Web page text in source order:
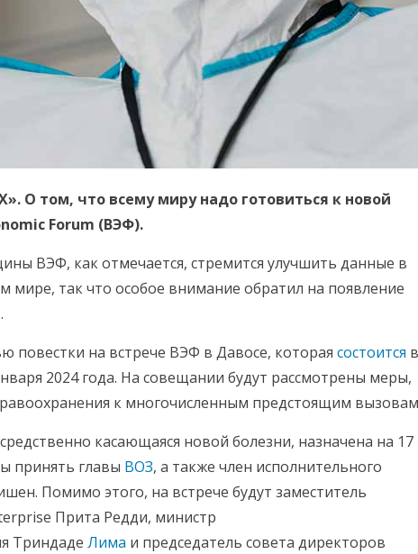
О том, что всему миру надо готовиться к новой
Forum (ВЭФ).
ВЭФ, как отмечается, стремится улучшить данные в
мире, так что особое внимание обратил на появление
повестки на встрече ВЭФ в Давосе, которая состоится в
2024 года. На совещании будут рассмотрены меры,
к многочисленным предстоящим
касающаяся новой болезни, назначена на 17
принять главы ВОЗ, а также член исполнительного
Помимо этого, на встрече будут заместитель
Прита Редди, министр
Триндаде Лима и председатель совета директоров